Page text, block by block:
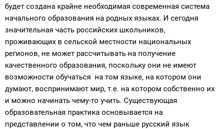
будет создана крайне необходимая современная система
начального образования на родных языках. И сегодня
значительная часть российских школьников,
проживающих в сельской местности национальных
регионов, не может рассчитывать на получение
качественного образования, поскольку они не имеют
возможности обучаться на том языке, на котором они
думают, воспринимают мир, т.е. на котором собственно их
и можно начинать чему-то учить. Существующая
образовательная практика основывается на
представлении о том, что чем раньше русский язык